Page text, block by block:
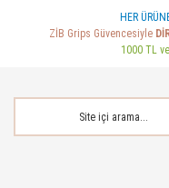
HER
ZİB Grips Güvencesiyle
1000 TL